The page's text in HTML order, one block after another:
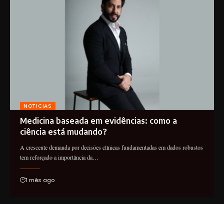
NOTICIAS
Medicina baseada em evidências: como a
ciência está mudando?
A crescente demanda por decisões clínicas fundamentadas em dados robustos
tem reforçado a importância da…
1 mês ago